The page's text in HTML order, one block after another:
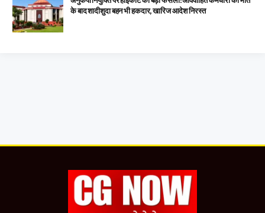
के बाद शादीशुदा बहन भी हकदार, खारिज आदेश निरस्त